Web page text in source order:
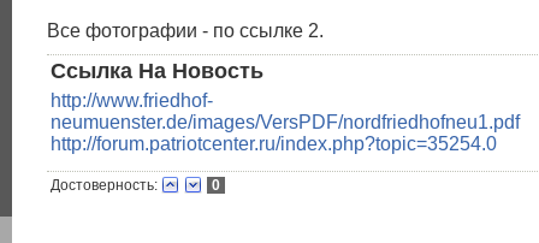
Все фотографии - по ссылке 2.
Ссылка На Новость
http://www.friedhof-
neumuenster.de/images/VersPDF/nordfriedhofneu1.pdf
http://forum.patriotcenter.ru/index.php?topic=35254.0
Достоверность: 0